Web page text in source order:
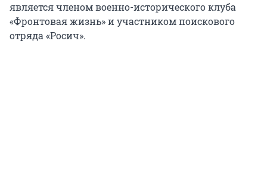
является членом военно-исторического клуба
«Фронтовая жизнь» и участником поискового
отряда «Росич».